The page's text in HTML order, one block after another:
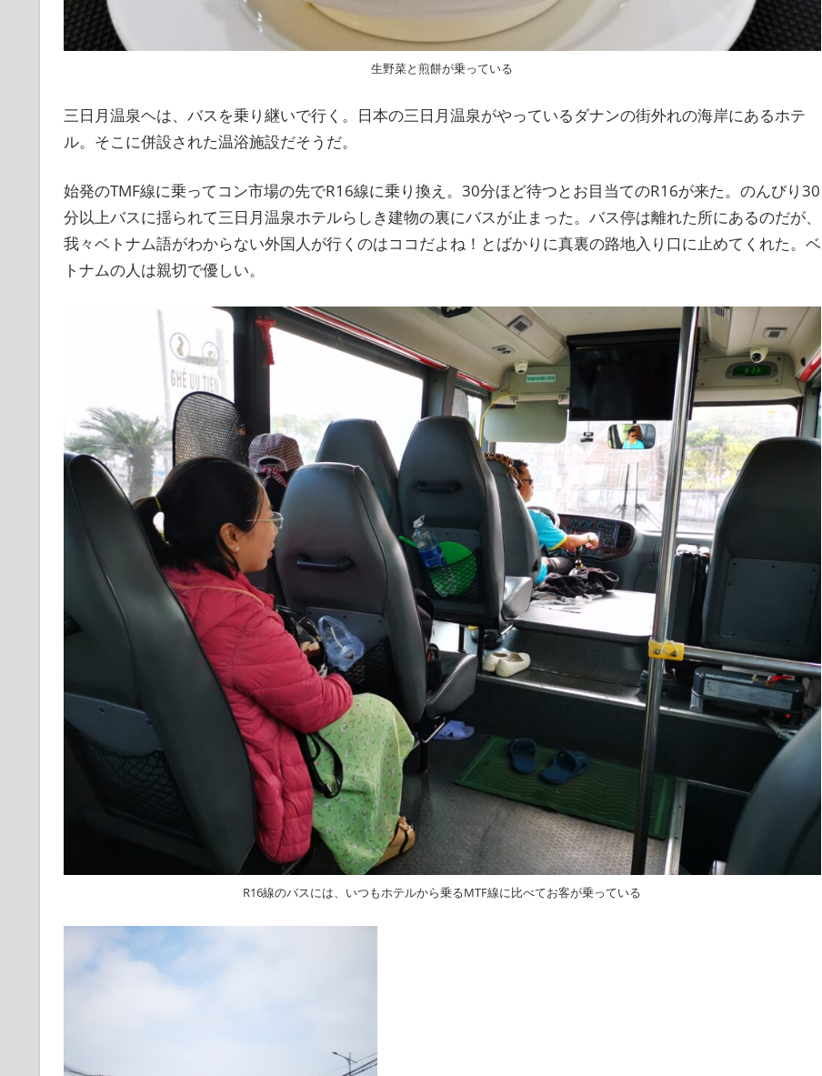
生野菜と煎餅が乗っている
三日月温泉ヘは、バスを乗り継いで行く。日本の三日月温泉がやっているダナンの街外れの海岸にあるホテ
ル。そこに併設された温浴施設だそうだ。
始発のTMF線に乗ってコン市場の先でR16線に乗り換え。30分ほど待つとお目当てのR16が来た。のんびり30
分以上バスに揺られて三日月温泉ホテルらしき建物の裏にバスが止まった。バス停は離れた所にあるのだが、
我々ベトナム語がわからない外国人が行くのはココだよね！とばかりに真裏の路地入り口に止めてくれた。ベ
トナムの人は親切で優しい。
R16線のバスには、いつもホテルから乗るMTF線に比べてお客が乗っている